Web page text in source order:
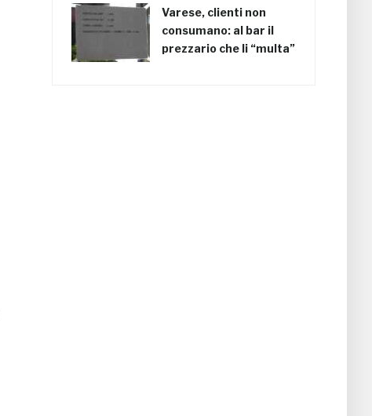
Varese, clienti non
consumano: al bar il
prezzario che li “multa”